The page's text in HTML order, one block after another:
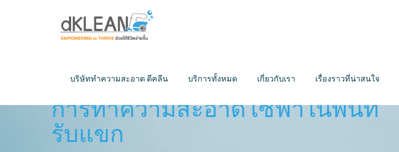
บริษัททำความสะอาด ดีคลีน บริการทั้งหมด เกี่ยวกับเรา เรื่องราวที่น่าสนใจ
การทำความสะอาดโซฟาในพื้นที่
รับแขก